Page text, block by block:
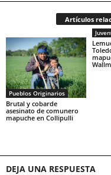
Artículos
Pueblos Originarios
Brutal y cobarde
asesinato de comunero
mapuche en Collipulli
DEJA UNA RESPUESTA